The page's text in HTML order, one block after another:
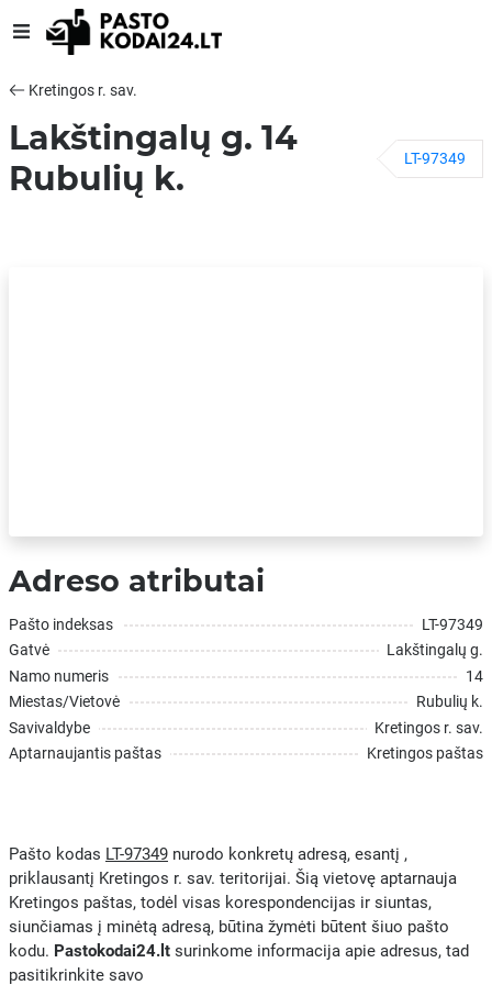
Kretingos r. sav.
Lakštingalų g. 14
Rubulių k.
LT-97349
Adreso atributai
Pašto indeksas
LT-97349
Gatvė
Lakštingalų g.
Namo numeris
14
Miestas/Vietovė
Rubulių k.
Savivaldybe
Kretingos r. sav.
Aptarnaujantis paštas
Kretingos paštas
Pašto kodas LT-97349 nurodo konkretų adresą, esantį ,
priklausantį Kretingos r. sav. teritorijai. Šią vietovę aptarnauja
Kretingos paštas, todėl visas korespondencijas ir siuntas,
siunčiamas į minėtą adresą, būtina žymėti būtent šiuo pašto
kodu. Pastokodai24.lt surinkome informacija apie adresus, tad
pasitikrinkite savo